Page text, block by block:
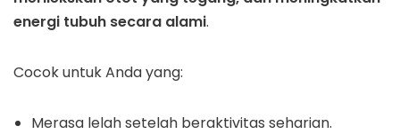
energi tubuh secara alami.
Cocok untuk Anda yang:
Merasa lelah setelah beraktivitas seharian.